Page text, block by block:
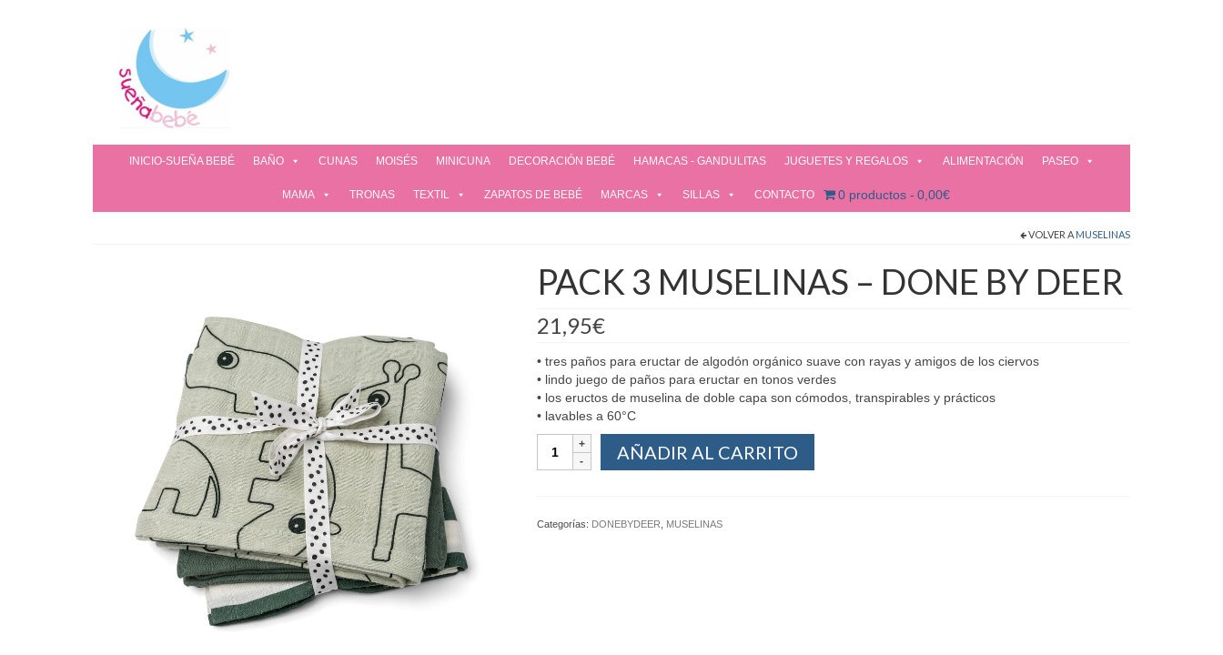
INICIO-SUEÑA BEBÉ BAÑO CUNAS MOISÉS MINICUNA DECORACIÓN BEBÉ HAMACAS - GANDULITAS JUGUETES Y REGALOS ALIMENTACIÓN PASEO
MAMA TRONAS TEXTIL ZAPATOS DE BEBÉ MARCAS SILLAS CONTACTO 0 productos 0,00€
VOLVER A MUSELINAS
PACK 3 MUSELINAS – DONE BY DEER
21,95€
• tres paños para eructar de algodón orgánico suave con rayas y amigos de los ciervos
• lindo juego de paños para eructar en tonos verdes
• los eructos de muselina de doble capa son cómodos, transpirables y prácticos
• lavables a 60°C
AÑADIR AL CARRITO
Categorías: DONEBYDEER MUSELINAS